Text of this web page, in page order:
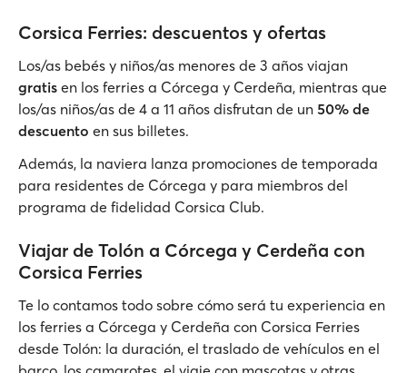
Corsica Ferries: descuentos y ofertas
Los/as bebés y niños/as menores de 3 años viajan
gratis en los ferries a Córcega y Cerdeña, mientras que
los/as niños/as de 4 a 11 años disfrutan de un 50% de
descuento en sus billetes.
Además, la naviera lanza promociones de temporada
para residentes de Córcega y para miembros del
programa de fidelidad Corsica Club.
Viajar de Tolón a Córcega y Cerdeña con
Corsica Ferries
Te lo contamos todo sobre cómo será tu experiencia en
los ferries a Córcega y Cerdeña con Corsica Ferries
desde Tolón: la duración, el traslado de vehículos en el